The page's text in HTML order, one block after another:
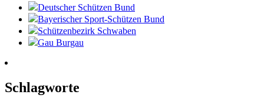
Deutscher Schützen Bund
Bayerischer Sport-Schützen Bund
Schützenbezirk Schwaben
Gau Burgau
Schlagworte